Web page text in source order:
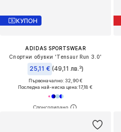
КУПОН
ADIDAS SPORTSWEAR
Спортни обувки 'Tensaur Run 3.0'
25,11 € (49,11 лв.³)
Първоначално: 32,90 €
Последна най-ниска цена:17,18 €